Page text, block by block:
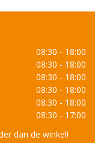
08:30 - 18:00
08:30 - 18:00
08:30 - 18:00
08:30 - 18:00
08:30 - 18:00
08:30 - 17:00
dan de winkel!